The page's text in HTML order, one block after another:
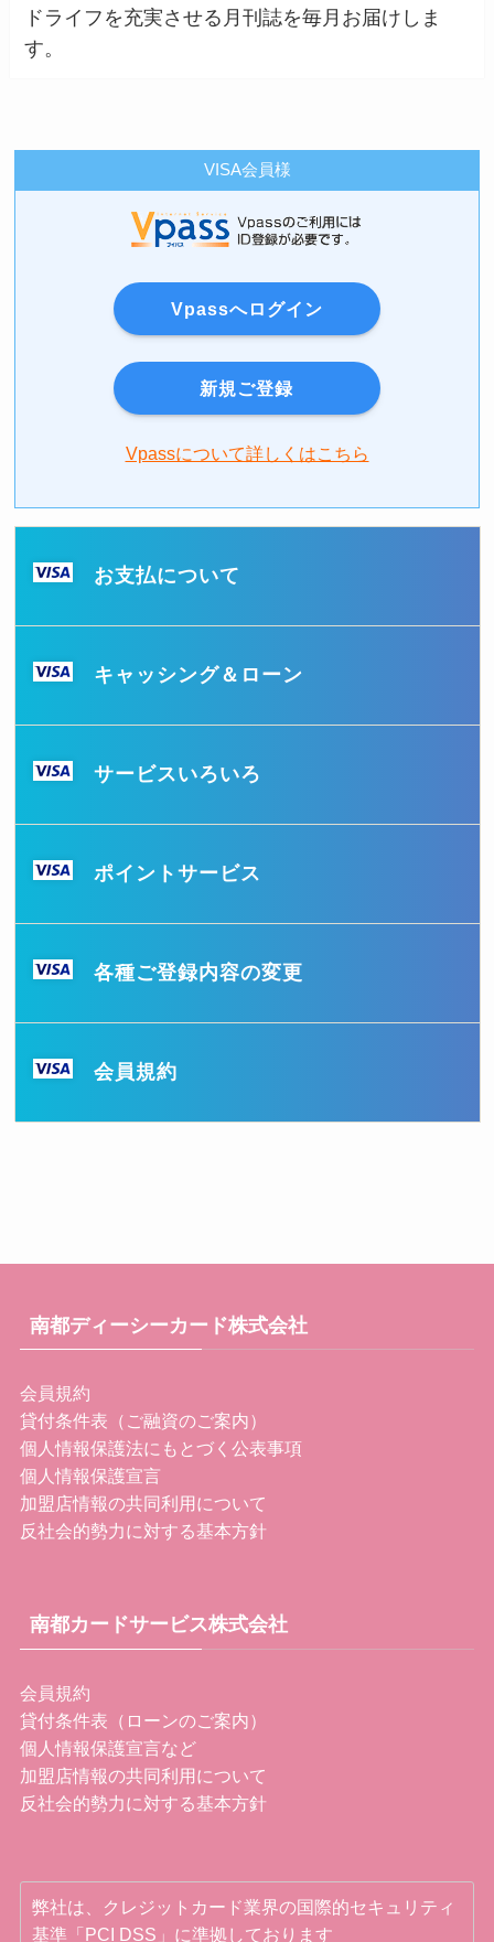
ドライフを充実させる月刊誌を毎月お届けしま
す。
VISA会員様
Vpassへログイン
新規ご登録
Vpassについて詳しくはこちら
お支払について
キャッシング＆ローン
サービスいろいろ
ポイントサービス
各種ご登録内容の変更
会員規約
南都ディーシーカード株式会社
会員規約
貸付条件表（ご融資のご案内）
個人情報保護法にもとづく公表事項
個人情報保護宣言
加盟店情報の共同利用について
反社会的勢力に対する基本方針
南都カードサービス株式会社
会員規約
貸付条件表（ローンのご案内）
個人情報保護宣言など
加盟店情報の共同利用について
反社会的勢力に対する基本方針
弊社は、クレジットカード業界の国際的セキュリティ
基準「PCI DSS」に準拠しております